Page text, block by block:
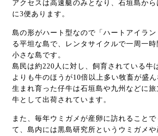
アクセスは高速艇のみとなり、石垣島から
に3便あります。
島の形がハート型なので「ハートアイラ
る平坦な島で、レンタサイクルで一周一
小さな島です。
島民は約220人に対し、飼育されている牛
よりも牛のほうが10倍以上多い牧畜が盛
生まれ育った仔牛は石垣島や九州などに旅
牛として出荷されています。
また、毎年ウミガメが産卵に訪れること
て、島内には黒島研究所というウミガメ